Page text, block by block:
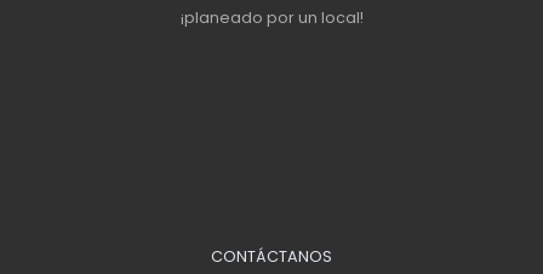
¡planeado por un local!
CONTÁCTANOS